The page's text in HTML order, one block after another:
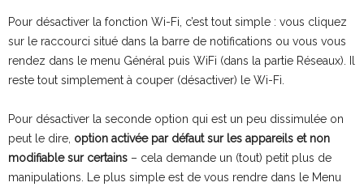
Pour désactiver la fonction Wi-Fi, c’est tout simple : vous cliquez
sur le raccourci situé dans la barre de notifications ou vous vous
rendez dans le menu Général puis WiFi (dans la partie Réseaux). Il
reste tout simplement à couper (désactiver) le Wi-Fi.
Pour désactiver la seconde option qui est un peu dissimulée on
peut le dire, option activée par défaut sur les appareils et non
modifiable sur certains – cela demande un (tout) petit plus de
manipulations. Le plus simple est de vous rendre dans le Menu